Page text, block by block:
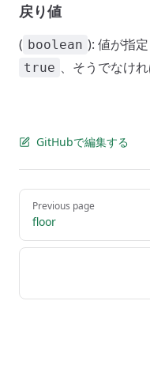
戻り値
( boolean ): 値が指
true 、そうでなけ
GitHubで編集する
Pager
Previous page
floor